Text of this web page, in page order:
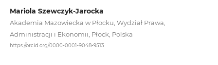
Mariola Szewczyk-Jarocka
Akademia Mazowiecka w Płocku, Wydział Prawa,
Administracji i Ekonomii, Płock, Polska
https://orcid.org/0000-0001-9048-9513